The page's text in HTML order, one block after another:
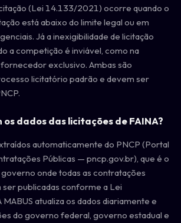
(Lei 14.133/2021) ocorre quando o
está abaixo do limite legal ou em
Já a inexigibilidade de licitação
a competição é inviável, como na
exclusivo. Ambas são
licitatório padrão e devem ser
os dados das licitações de FAINA?
automaticamente do PNCP (Portal
Públicas — pncp.gov.br), que é o
onde todas as contratações
ser publicadas conforme a Lei
atualiza os dados diariamente e
do governo federal, governo estadual e